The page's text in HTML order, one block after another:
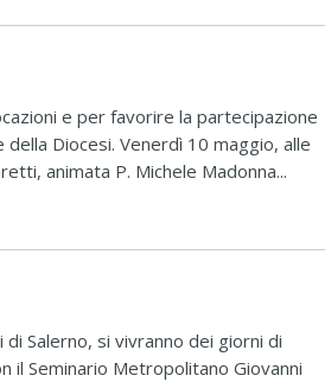
e per favorire la partecipazione
Diocesi. Venerdì 10 maggio, alle
animata P. Michele Madonna...
Salerno, si vivranno dei giorni di
il Seminario Metropolitano Giovanni